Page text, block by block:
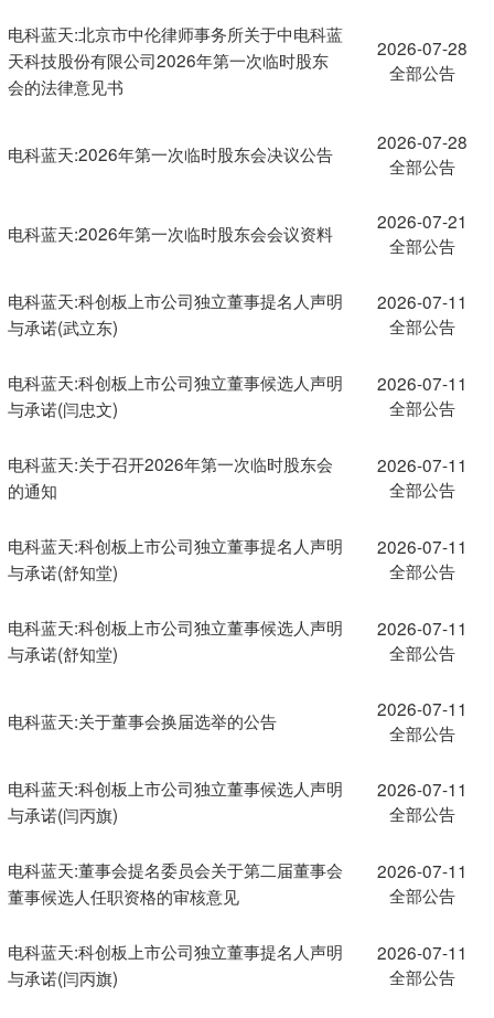
电科蓝天:北京市中伦律师事务所关于中电科蓝
天科技股份有限公司2026年第一次临时股东
会的法律意见书
2026-07-28
全部公告
电科蓝天:2026年第一次临时股东会决议公告
2026-07-28
全部公告
电科蓝天:2026年第一次临时股东会会议资料
2026-07-21
全部公告
电科蓝天:科创板上市公司独立董事提名人声明
与承诺(武立东)
2026-07-11
全部公告
电科蓝天:科创板上市公司独立董事候选人声明
与承诺(闫忠文)
2026-07-11
全部公告
电科蓝天:关于召开2026年第一次临时股东会
的通知
2026-07-11
全部公告
电科蓝天:科创板上市公司独立董事提名人声明
与承诺(舒知堂)
2026-07-11
全部公告
电科蓝天:科创板上市公司独立董事候选人声明
与承诺(舒知堂)
2026-07-11
全部公告
电科蓝天:关于董事会换届选举的公告
2026-07-11
全部公告
电科蓝天:科创板上市公司独立董事候选人声明
与承诺(闫丙旗)
2026-07-11
全部公告
电科蓝天:董事会提名委员会关于第二届董事会
董事候选人任职资格的审核意见
2026-07-11
全部公告
电科蓝天:科创板上市公司独立董事提名人声明
与承诺(闫丙旗)
2026-07-11
全部公告